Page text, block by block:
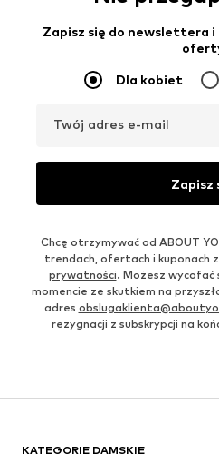
Zapisz się do newslettera
Dla kobiet
Twój adres e-mail
Zapisz
Chcę otrzymywać od ABOUT
trendach, ofertach i kuponach
prywatności. Możesz wycofać
momencie ze skutkiem na
adres
rezygnacji z subskrypcji na
KATEGORIE DAMSKIE